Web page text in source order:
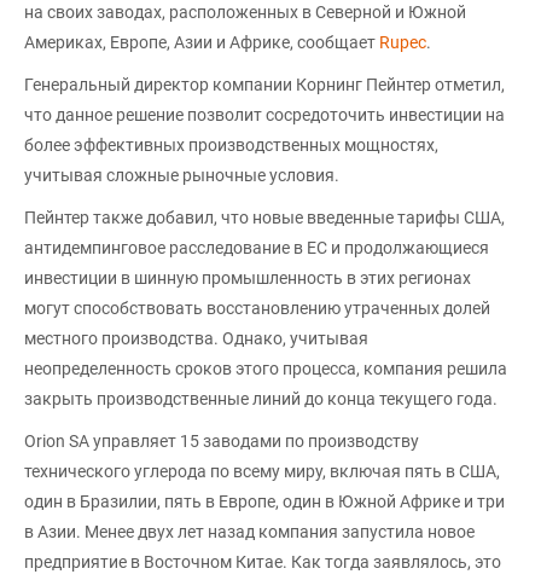
на своих заводах, расположенных в Северной и Южной
Америках, Европе, Азии и Африке, сообщает Rupec.
Генеральный директор компании Корнинг Пейнтер отметил,
что данное решение позволит сосредоточить инвестиции на
более эффективных производственных мощностях,
учитывая сложные рыночные условия.
Пейнтер также добавил, что новые введенные тарифы США,
антидемпинговое расследование в ЕС и продолжающиеся
инвестиции в шинную промышленность в этих регионах
могут способствовать восстановлению утраченных долей
местного производства. Однако, учитывая
неопределенность сроков этого процесса, компания решила
закрыть производственные линий до конца текущего года.
Orion SA управляет 15 заводами по производству
технического углерода по всему миру, включая пять в США,
один в Бразилии, пять в Европе, один в Южной Африке и три
в Азии. Менее двух лет назад компания запустила новое
предприятие в Восточном Китае. Как тогда заявлялось, это